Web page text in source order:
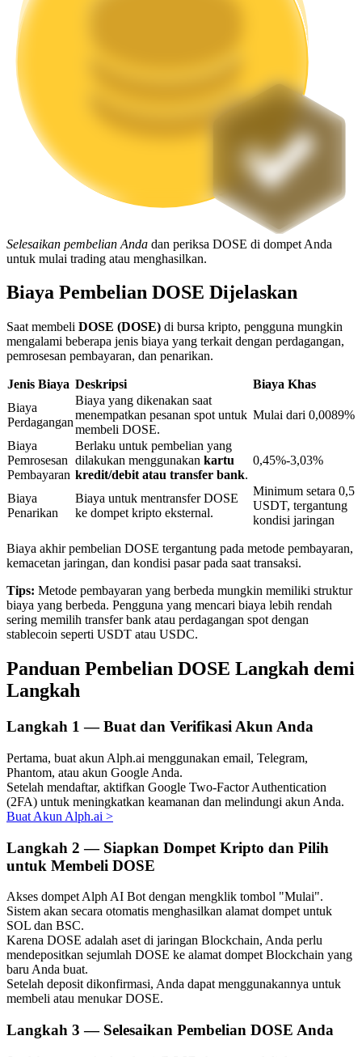
Staking fleksibel untuk mendapatkan token populer
Penguncian BTR
Investasi eksklusif untuk pemegang BTR
Pinjaman
Layanan pinjaman yang didukung Crypto
Investasi Otomatis
Raih keuntungan jangka panjang dan kepentingan fleksibel
Pelajari Staking
Selesaikan pembelian Anda dan periksa DOSE di dompet Anda
untuk mulai trading atau menghasilkan.
Biaya Pembelian DOSE Dijelaskan
Saat membeli DOSE (DOSE) di bursa kripto, pengguna mungkin
mengalami beberapa jenis biaya yang terkait dengan perdagangan,
pemrosesan pembayaran, dan penarikan.
Jenis Biaya Deskripsi
Biaya Khas
Biaya
Perdagangan
Biaya yang dikenakan saat
menempatkan pesanan spot untuk
membeli DOSE.
Mulai dari 0,0089%
Biaya
Pemrosesan
Pembayaran
Berlaku untuk pembelian yang
dilakukan menggunakan kartu
kredit/debit atau transfer bank.
0,45%-3,03%
Biaya
Penarikan
Biaya untuk mentransfer DOSE
ke dompet kripto eksternal.
Minimum setara 0,5
USDT, tergantung
kondisi jaringan
Biaya akhir pembelian DOSE tergantung pada metode pembayaran,
kemacetan jaringan, dan kondisi pasar pada saat transaksi.
Tips: Metode pembayaran yang berbeda mungkin memiliki struktur
biaya yang berbeda. Pengguna yang mencari biaya lebih rendah
sering memilih transfer bank atau perdagangan spot dengan
stablecoin seperti USDT atau USDC.
Panduan Pembelian DOSE Langkah demi
Langkah
Langkah 1 —Buat dan Verifikasi Akun Anda
Pertama, buat akun Alph.ai menggunakan email, Telegram,
Phantom, atau akun Google Anda.
Setelah mendaftar, aktifkan Google Two-Factor Authentication
(2FA) untuk meningkatkan keamanan dan melindungi akun Anda.
Buat Akun Alph.ai >
Langkah 2 — Siapkan Dompet Kripto dan Pilih
untuk Membeli DOSE
Akses dompet Alph AI Bot dengan mengklik tombol "Mulai".
Sistem akan secara otomatis menghasilkan alamat dompet untuk
SOL dan BSC.
Karena DOSE adalah aset di jaringan Blockchain, Anda perlu
mendepositkan sejumlah DOSE ke alamat dompet Blockchain yang
baru Anda buat.
Setelah deposit dikonfirmasi, Anda dapat menggunakannya untuk
membeli atau menukar DOSE.
Langkah 3 — Selesaikan Pembelian DOSE Anda